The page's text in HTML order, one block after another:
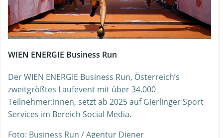
WIEN ENERGIE Business Run
Der WIEN ENERGIE Business Run, Österreich’s
zweitgrößtes Laufevent mit über 34.000
Teilnehmer:innen, setzt ab 2025 auf Gierlinger Sport
Services im Bereich Social Media.
Foto: Business Run / Agentur Diener